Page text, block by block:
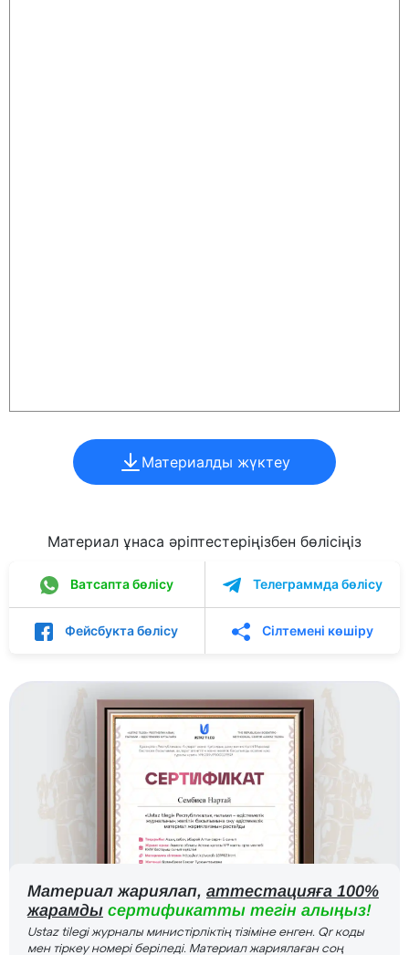
Материалды жүктеу
Материал ұнаса әріптестеріңізбен бөлісіңіз
Ватсапта бөлісу Телеграммда бөлісу
Фейсбукта бөлісу Сілтемені көшіру
Материал жариялап, аттестацияға 100%
жарамды сертификатты тегін алыңыз!
Ustaz tilegi журналы министірліктің тізіміне енген. Qr коды
мен тіркеу номері беріледі. Материал жариялаған соң